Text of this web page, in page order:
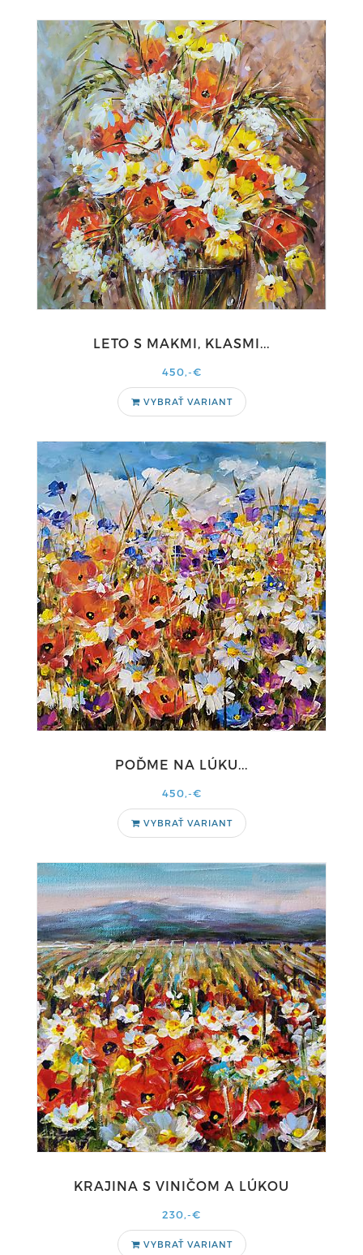
LETO S MAKMI, KLASMI...
450,-€
VYBRAŤ VARIANT
POĎME NA LÚKU...
450,-€
VYBRAŤ VARIANT
KRAJINA S VINIČOM A LÚKOU
230,-€
VYBRAŤ VARIANT